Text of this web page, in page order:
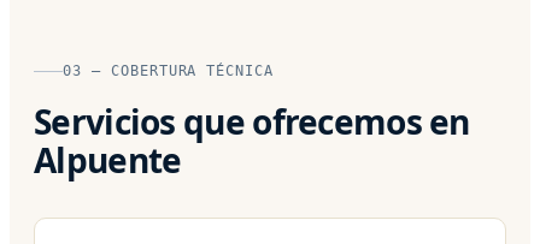
03 — COBERTURA TÉCNICA
Servicios que ofrecemos en
Alpuente